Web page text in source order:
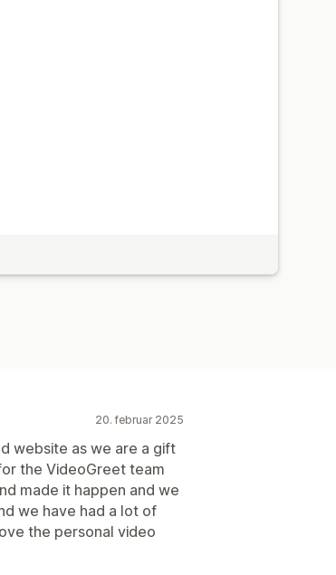
20. februar 2025
website as we are a gift
the VideoGreet team
made it happen and we
we have had a lot of
the personal video